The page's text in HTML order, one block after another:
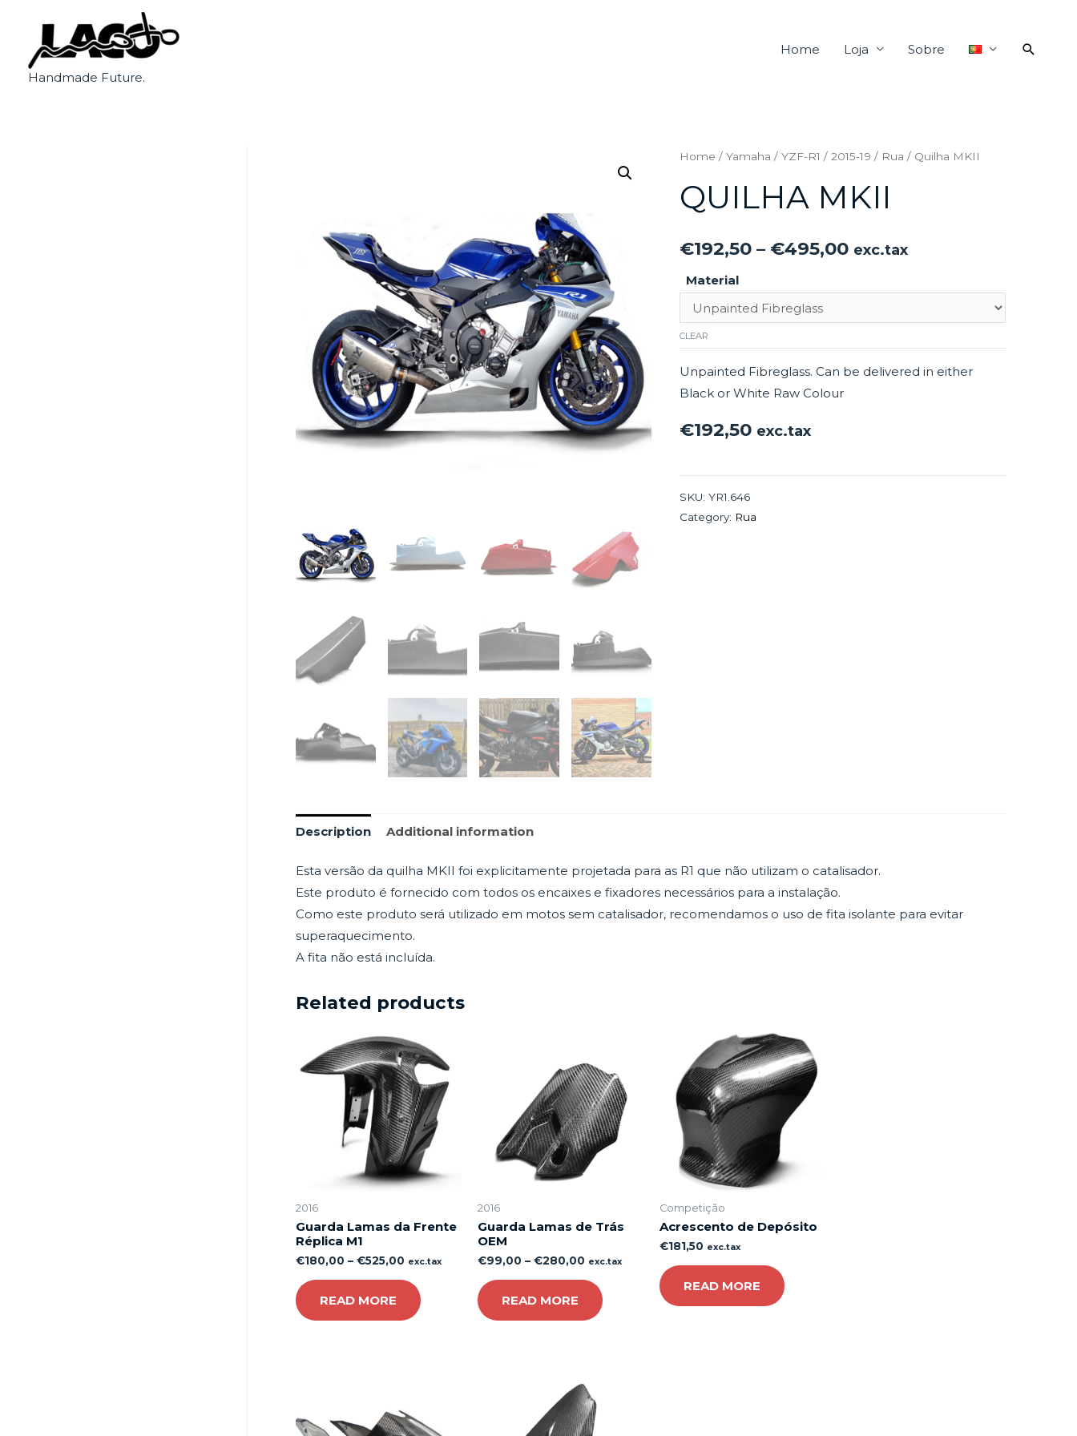
Handmade Future.
Home Loja Sobre
Home /Yamaha /YZF-R1 /2015-19 / Rua / Quilha MKII
QUILHA MKII
€192,50 – €495,00 exc.tax
Material
CLEAR
Unpainted Fibreglass. Can be delivered in either
Black or White Raw Colour
€192,50 exc.tax
SKU:YR1.646
Category: Rua
Description Additional information
Esta versão da quilha MKII foi explicitamente projetada para as R1 que não utilizam o catalisador.
Este produto é fornecido com todos os encaixes e fixadores necessários para a instalação.
Como este produto será utilizado em motos sem catalisador, recomendamos o uso de fita isolante para evitar
superaquecimento.
A fita não está incluída.
Related products
2016
Guarda Lamas da Frente
Réplica M1
€180,00 – €525,00 exc.tax
READ MORE
2016
Guarda Lamas de Trás
OEM
€99,00 – €280,00 exc.tax
READ MORE
Competição
Acrescento de Depósito
€181,50 exc.tax
READ MORE